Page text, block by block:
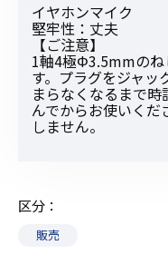
イヤホンマイク
堅牢性：丈夫
【ご注意】
1軸4極Φ3.5mmのね
す。プラグをジャッ
まらなくなるまで
んでからお使いく
しません。
区分
販売